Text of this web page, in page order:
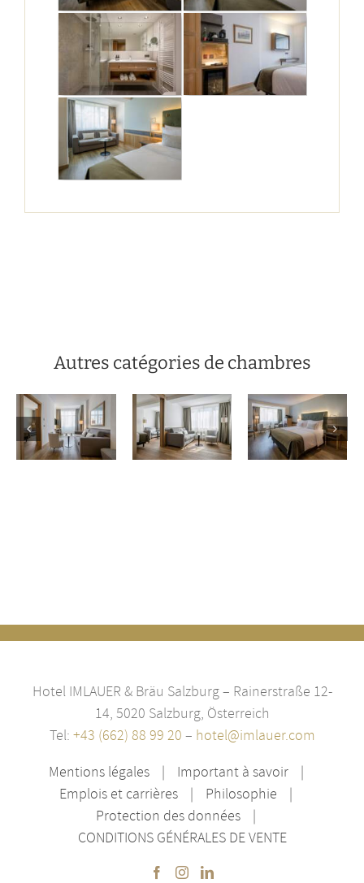
Autres catégories de chambres
Suite
premium
Chambre
double
premium
Chambre
familiale
deluxe
Hotel IMLAUER & Bräu Salzburg – Rainerstraße 12-
14, 5020 Salzburg, Österreich
Tel: +43 (662) 88 99 20 – hotel@imlauer.com
Mentions légales
Important à savoir
Emplois et carrières
Philosophie
Protection des données
CONDITIONS GÉNÉRALES DE VENTE